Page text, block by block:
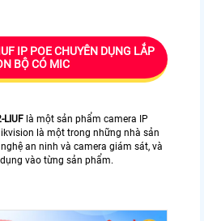
IP POE CHUYÊN DỤNG LẮP
BỘ CÓ MIC
LIUF là một sản phẩm camera IP
là một trong những nhà sản
an ninh và camera giám sát, và
vào từng sản phẩm.